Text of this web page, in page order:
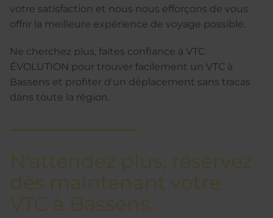
votre satisfaction et nous nous efforçons de vous
offrir la meilleure expérience de voyage possible.
Ne cherchez plus, faites confiance à VTC
ÉVOLUTION pour trouver facilement un VTC à
Bassens et profiter d'un déplacement sans tracas
dans toute la région.
N'attendez plus, réservez
dès maintenant votre
VTC à Bassens.